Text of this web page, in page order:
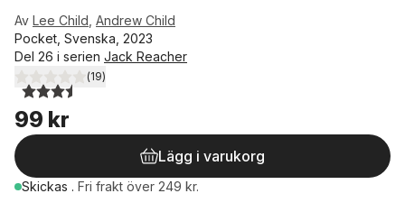
Av Lee Child Andrew Child
Pocket, Svenska, 2023
Del 26 i serien Jack Reacher
3,5utav 5 stjärnor. Totalt antal röster:
(19)
99 kr
Lägg i varukorg
Skickas . Fri frakt över 249 kr.